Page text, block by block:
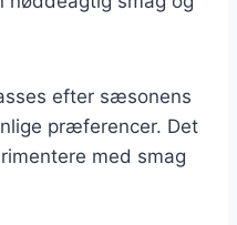
efter sæsonens
præferencer. Det
med smag